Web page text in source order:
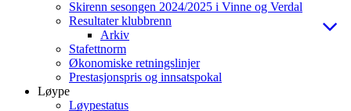
Skirenn sesongen 2024/2025 i Vinne og Verdal
Resultater klubbrenn
Arkiv
Stafettnorm
Økonomiske retningslinjer
Prestasjonspris og innsatspokal
Løype
Løypestatus